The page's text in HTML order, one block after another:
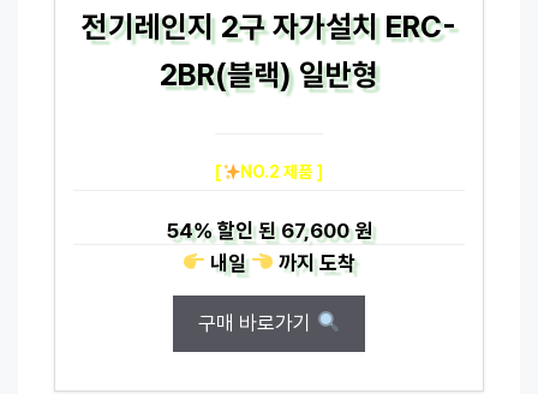
전기레인지 2구 자가설치 ERC-
2BR(블랙) 일반형
[ NO.2 제품 ]
54%할인 된67,600 원
내일
까지도착
구매 바로가기